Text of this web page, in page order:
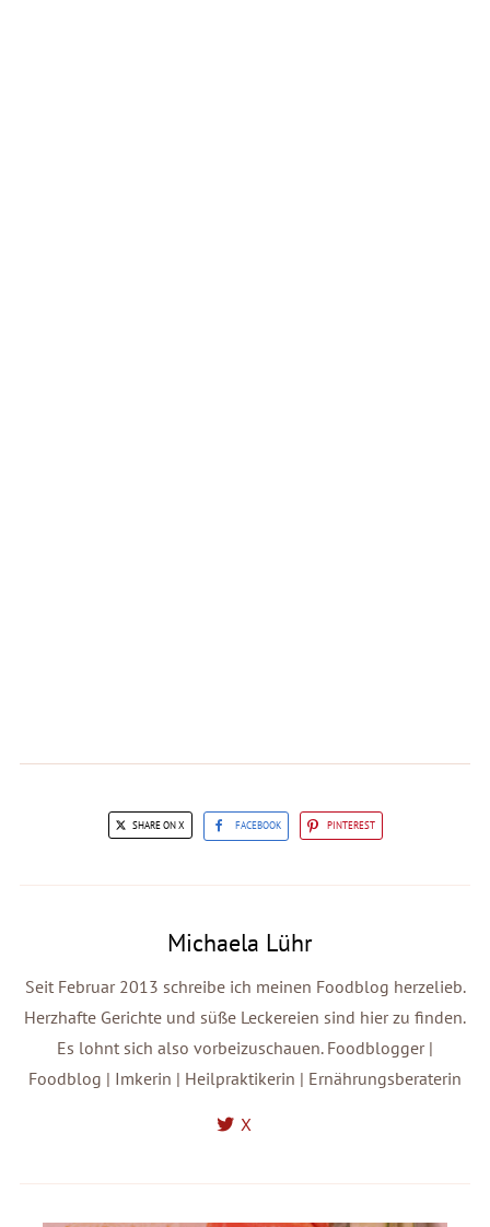
SHARE ON X FACEBOOK PINTEREST
Michaela Lühr
Seit Februar 2013 schreibe ich meinen Foodblog herzelieb.
Herzhafte Gerichte und süße Leckereien sind hier zu finden.
Es lohnt sich also vorbeizuschauen. Foodblogger |
Foodblog | Imkerin | Heilpraktikerin | Ernährungsberaterin
X